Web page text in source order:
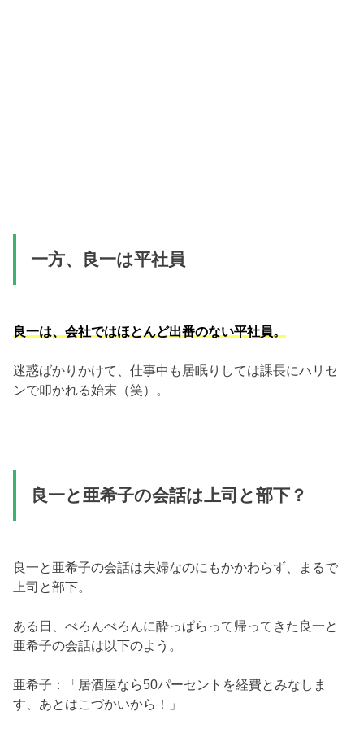
一方、良一は平社員
良一は、会社ではほとんど出番のない平社員。
迷惑ばかりかけて、仕事中も居眠りしては課長にハリセ
ンで叩かれる始末（笑）。
良一と亜希子の会話は上司と部下？
良一と亜希子の会話は夫婦なのにもかかわらず、まるで
上司と部下。
ある日、べろんべろんに酔っぱらって帰ってきた良一と
亜希子の会話は以下のよう。
亜希子：「居酒屋なら50パーセントを経費とみなしま
す、あとはこづかいから！」